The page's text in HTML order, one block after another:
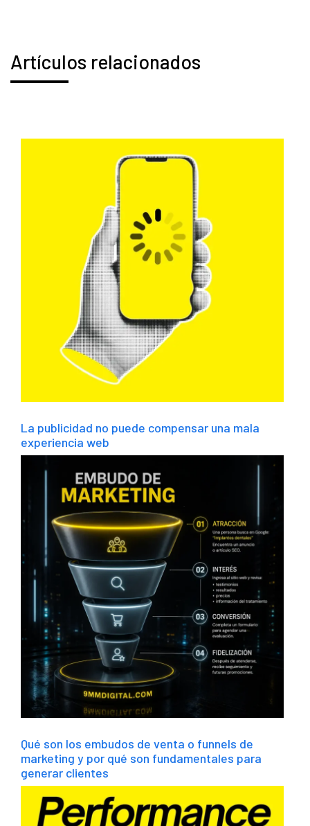
Artículos relacionados
La publicidad no puede compensar una mala
experiencia web
Qué son los embudos de venta o funnels de
marketing y por qué son fundamentales para
generar clientes